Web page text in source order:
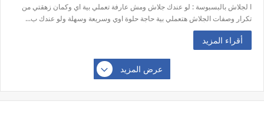
ا لجلاش بالبسبوسة : لو عندك جلاش ومش عارفة تعملي بية اي وكمان زهقتي من
تكرار وصفات الجلاش هتعملي بية حاجة حلوة اوي وسريعة وسهلة ولو عندك ب...
أقراء المزيد
عرض المزيد